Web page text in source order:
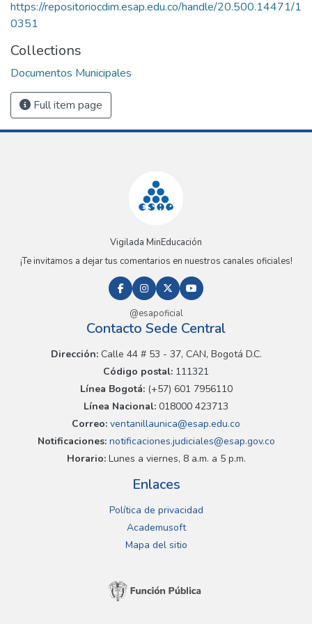
https://repositoriocdim.esap.edu.co/handle/20.500.14471/1
0351
Collections
Documentos Municipales
Full item page
Vigilada MinEducación
¡Te invitamos a dejar tus comentarios en nuestros canales oficiales!
@esapoficial
Contacto Sede Central
Dirección:Calle 44 # 53 - 37, CAN, Bogotá D.C.
Código postal: 111321
Línea Bogotá:(+57) 601 7956110
Línea Nacional: 018000 423713
Correo: ventanillaunica@esap.edu.co
Notificaciones:notificaciones.judiciales@esap.gov.co
Horario:Lunes a viernes, 8 a.m. a 5 p.m.
Enlaces
Política de privacidad
Academusoft
Mapa del sitio